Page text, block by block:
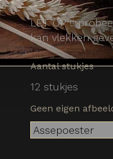
LET OP !!
kan vlekken
Aantal stukjes
12 stukjes
Geen eigen